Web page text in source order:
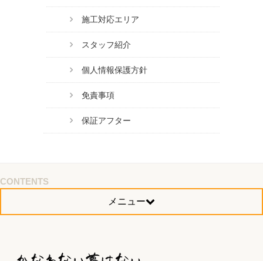
施工対応エリア
スタッフ紹介
個人情報保護方針
免責事項
保証アフター
CONTENTS
メニュー